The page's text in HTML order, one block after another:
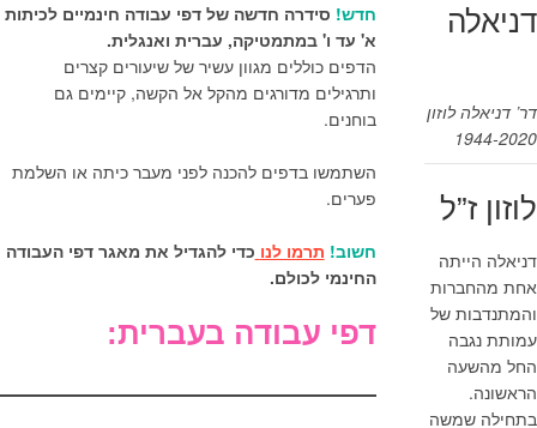
חדש! סידרה חדשה של דפי עבודה חינמיים לכיתות
א' עד ו' במתמטיקה, עברית ואנגלית.
הדפים כוללים מגוון עשיר של שיעורים קצרים
ותרגילים מדורגים מהקל אל הקשה, קיימים גם
בוחנים.
השתמשו בדפים להכנה לפני מעבר כיתה או השלמת
פערים.
חשוב! תרמו לנו כדי להגדיל את מאגר דפי העבודה
החינמי לכולם.
דפי עבודה בעברית:
דניאלה
דר’ דניאלה לוזון
1944-2020
לוזון ז”ל
דניאלה הייתה
אחת מהחברות
והמתנדבות של
עמותת נגבה
החל מהשעה
הראשונה.
בתחילה שמשה